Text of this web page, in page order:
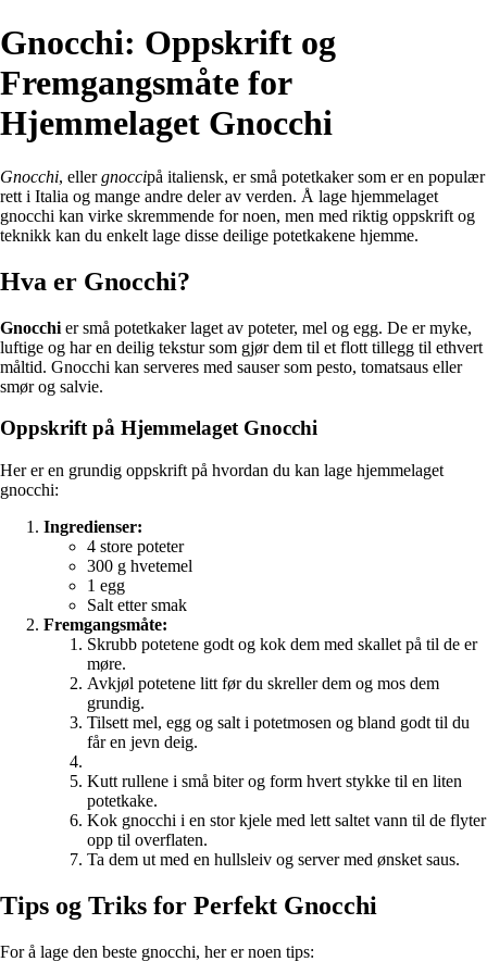
Gnocchi: Oppskrift og
Fremgangsmåte for
Hjemmelaget Gnocchi
Gnocchi, ellergnoccipå italiensk, er små potetkaker som er en populær
rett i Italia og mange andre deler av verden. Å lage hjemmelaget
gnocchi kan virke skremmende for noen, men med riktig oppskrift og
teknikk kan du enkelt lage disse deilige potetkakene hjemme.
Hva er Gnocchi?
Gnocchi er små potetkaker laget av poteter, mel og egg. De er myke,
luftige og har en deilig tekstur som gjør dem til et flott tillegg til ethvert
måltid. Gnocchi kan serveres med sauser som pesto, tomatsaus eller
smør og salvie.
Oppskrift på Hjemmelaget Gnocchi
Her er en grundig oppskrift på hvordan du kan lage hjemmelaget
gnocchi:
Ingredienser:
4 store poteter
300 g hvetemel
1 egg
Salt etter smak
Fremgangsmåte:
Skrubb potetene godt og kok dem med skallet på til de er
møre.
Avkjøl potetene litt før du skreller dem og mos dem
grundig.
Tilsett mel, egg og salt i potetmosen og bland godt til du
får en jevn deig.
Kutt rullene i små biter og form hvert stykke til en liten
potetkake.
Kok gnocchi i en stor kjele med lett saltet vann til de flyter
opp til overflaten.
Ta dem ut med en hullsleiv og server med ønsket saus.
Tips og Triks for Perfekt Gnocchi
For å lage den beste gnocchi, her er noen tips: